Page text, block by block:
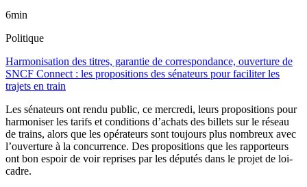
6min
Politique
Harmonisation des titres, garantie de correspondance, ouverture de
SNCF Connect : les propositions des sénateurs pour faciliter les
trajets en train
Les sénateurs ont rendu public, ce mercredi, leurs propositions pour
harmoniser les tarifs et conditions d’achats des billets sur le réseau
de trains, alors que les opérateurs sont toujours plus nombreux avec
l’ouverture à la concurrence. Des propositions que les rapporteurs
ont bon espoir de voir reprises par les députés dans le projet de loi-
cadre.